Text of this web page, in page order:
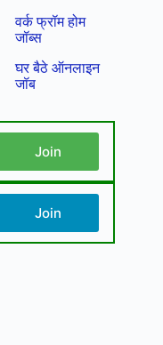
वर्क फ्रॉम होम
जॉब्स
घर बैठे ऑनलाइन
जॉब
Join
Join